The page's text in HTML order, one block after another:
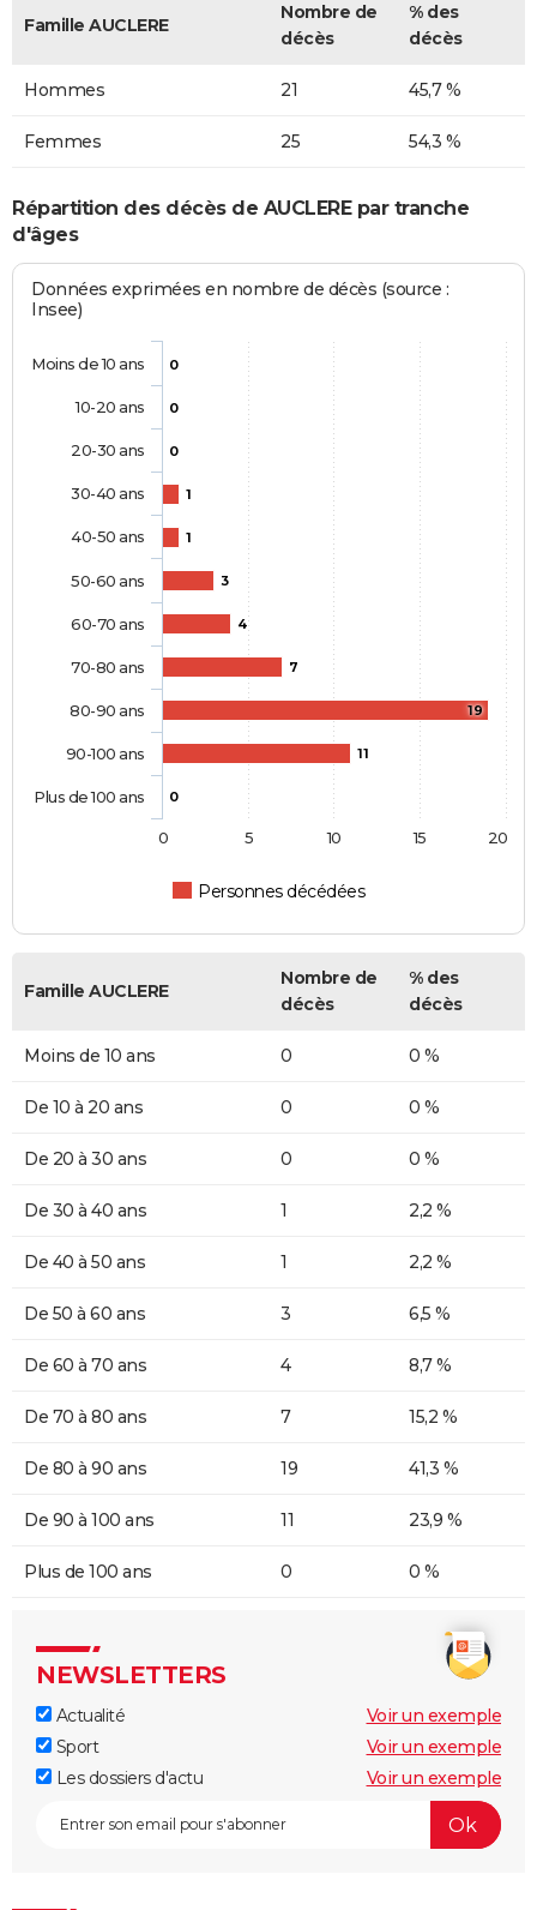
Famille AUCLERE
Nombre de
décès
% des
décès
Hommes 21 45,7 %
Femmes 25 54,3 %
Répartition des décès de AUCLERE par tranche
d'âges
Données exprimées en nombre de décès (source :
Insee)
0
0
0
1
1
3
4
7
19
11
0
Personnes décédées
Moins de 10 ans
10-20 ans
20-30 ans
30-40 ans
40-50 ans
50-60 ans
60-70 ans
70-80 ans
80-90 ans
90-100 ans
Plus de 100 ans
0 5 10 15 20
Famille AUCLERE
Nombre de
décès
% des
décès
Moins de 10 ans 0 0 %
De 10 à 20 ans 0 0 %
De 20 à 30 ans 0 0 %
De 30 à 40 ans 1 2,2 %
De 40 à 50 ans 1 2,2 %
De 50 à 60 ans 3 6,5 %
De 60 à 70 ans 4 8,7 %
De 70 à 80 ans 7 15,2 %
De 80 à 90 ans 19 41,3 %
De 90 à 100 ans 11 23,9 %
Plus de 100 ans 0 0 %
NEWSLETTERS
Actualité
Voir un exemple
Sport
Voir un exemple
Les dossiers d'actu
Voir un exemple